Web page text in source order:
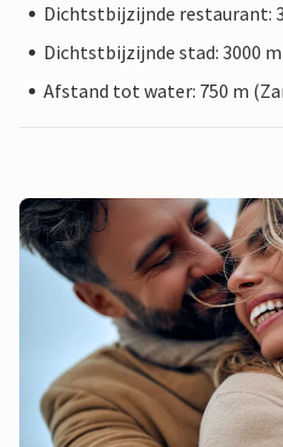
Dichtstbijzijnde restaurant:
Dichtstbijzijnde stad: 3000
Afstand tot water: 750 m